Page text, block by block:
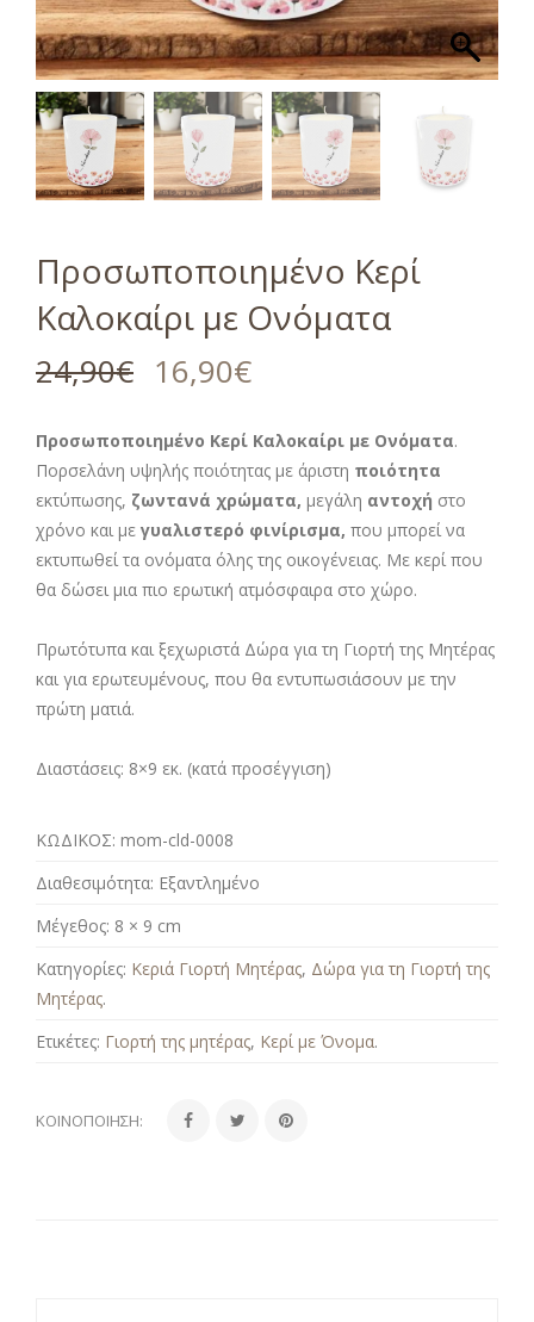
Προσωποποιημένο Κερί
Καλοκαίρι με Ονόματα
24,90€ 16,90€
Προσωποποιημένο Κερί Καλοκαίρι με Ονόματα.
Πορσελάνη υψηλής ποιότητας με άριστη ποιότητα
εκτύπωσης, ζωντανά χρώματα, μεγάλη αντοχή στο
χρόνο και με γυαλιστερό φινίρισμα, που μπορεί να
εκτυπωθεί τα ονόματα όλης της οικογένειας. Με κερί που
θα δώσει μια πιο ερωτική ατμόσφαιρα στο χώρο.
Πρωτότυπα και ξεχωριστά Δώρα για τη Γιορτή της Μητέρας
και για ερωτευμένους, που θα εντυπωσιάσουν με την
πρώτη ματιά.
Διαστάσεις: 8×9 εκ. (κατά προσέγγιση)
ΚΩΔΙΚΟΣ: mom-cld-0008
Διαθεσιμότητα: Εξαντλημένο
Μέγεθος: 8 × 9 cm
Κατηγορίες: Κεριά Γιορτή Μητέρας, Δώρα για τη Γιορτή της
Μητέρας.
Ετικέτες: Γιορτή της μητέρας, Κερί με Όνομα.
ΚΟΙΝΟΠΟΊΗΣΗ: